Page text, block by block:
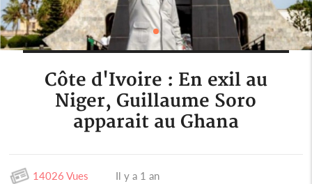
Côte d'Ivoire : En exil au
Niger, Guillaume Soro
apparait au Ghana
14026 Vues Il y a 1 an